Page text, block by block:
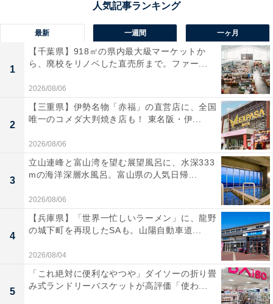
最新 一週間 一ヶ月
1
【千葉県】918㎡の県内最大級マーケットか
ら、廃校をリノベした直売所まで。ファー...
2026/08/06
2
【三重県】伊勢名物「赤福」の直営店に、全国
唯一のコメダ大判焼き店も！ 東名阪・伊...
2026/08/06
3
立山連峰と富山湾を望む展望風呂に、水深333
mの海洋深層水風呂。富山県の人気日帰...
2026/08/06
4
【兵庫県】「世界一忙しいラーメン」に、龍野
の城下町を再現したSAも。山陽自動車道...
2026/08/04
5
「これ絶対に便利なやつや」ダイソーの折り畳
み式ランドリーバスケットが高評価「使わ...